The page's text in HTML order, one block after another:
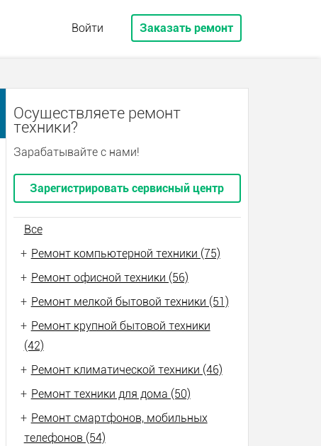
Войти Заказать ремонт
Осуществляете ремонт
техники?
Зарабатывайте с нами!
Зарегистрировать сервисный центр
Все
+ Ремонт компьютерной техники (75)
+ Ремонт офисной техники (56)
+ Ремонт мелкой бытовой техники (51)
+ Ремонт крупной бытовой техники
(42)
+ Ремонт климатической техники (46)
+ Ремонт техники для дома (50)
+ Ремонт смартфонов, мобильных
телефонов (54)